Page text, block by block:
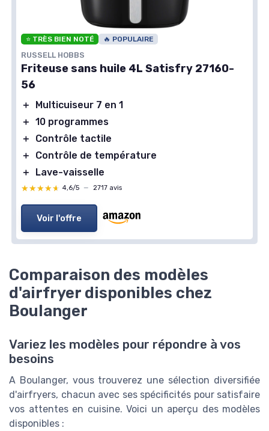
⭐ TRÈS BIEN NOTÉ 🔥 POPULAIRE
RUSSELL HOBBS
Friteuse sans huile 4L Satisfry 27160-
56
＋
Multicuiseur 7 en 1
＋ 10 programmes
＋
Contrôle tactile
＋
Contrôle de température
＋
Lave-vaisselle
★★★★★
★★★★★ 4,6/5 — 2717 avis
Voir l'offre
Comparaison des modèles
d'airfryer disponibles chez
Boulanger
Variez les modèles pour répondre à vos
besoins
A Boulanger, vous trouverez une sélection diversifiée
d'airfryers, chacun avec ses spécificités pour satisfaire
vos attentes en cuisine. Voici un aperçu des modèles
disponibles :